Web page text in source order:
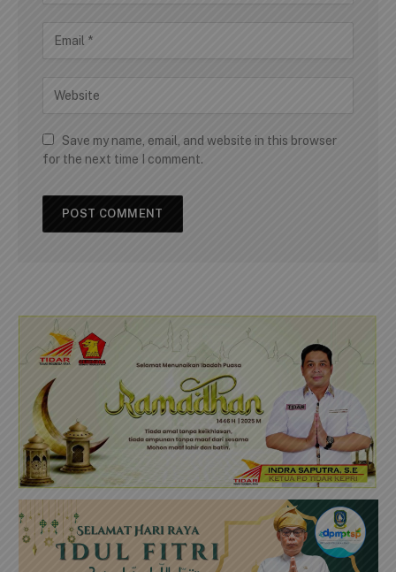
Save my name, email, and website in this browser
for the next time I comment.